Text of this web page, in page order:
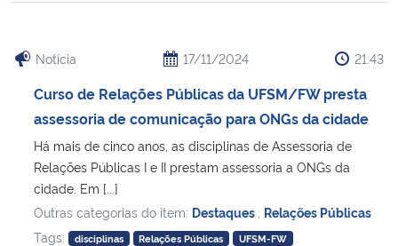
Notícia 17/11/2024 21:43
Curso de Relações Públicas da UFSM/FW presta
assessoria de comunicação para ONGs da cidade
Há mais de cinco anos, as disciplinas de Assessoria de
Relações Públicas I e II prestam assessoria a ONGs da
cidade. Em [...]
Outras categorias do item: Destaques Relações Públicas
Tags:
disciplinas Relações Públicas UFSM-FW